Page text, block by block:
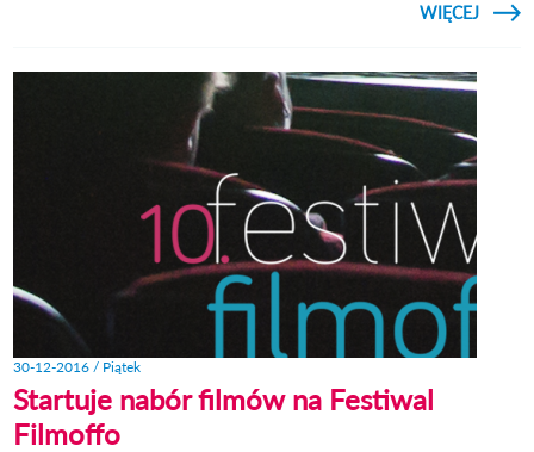
CZYTAJ
WIĘCEJ
30-12-2016 / Piątek
Startuje nabór filmów na Festiwal
Filmoffo